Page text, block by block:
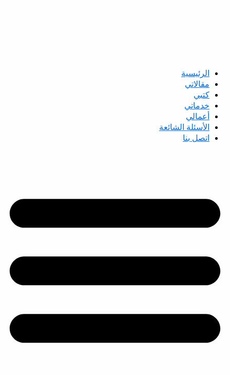
الرئيسية
مقالاتي
كتبي
خدماتي
أعمالي
الأسئلة الشائعة
اتصل بنا